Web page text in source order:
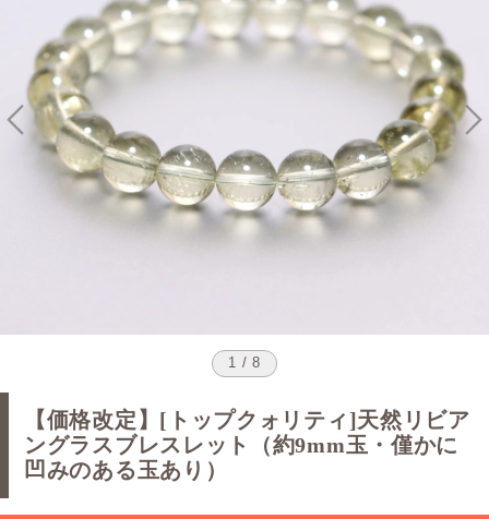
1 / 8
【価格改定】[トップクォリティ]天然リビア
ングラスブレスレット（約9mm玉・僅かに
凹みのある玉あり）